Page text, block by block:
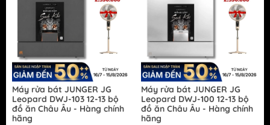
Máy rửa bát JUNGER JG
Leopard DWJ-103 12-13 bộ
đồ ăn Châu Âu - Hàng chính
hãng
Máy rửa bát JUNGER JG
Leopard DWJ-100 12-13 bộ
đồ ăn Châu Âu - Hàng chính
hãng